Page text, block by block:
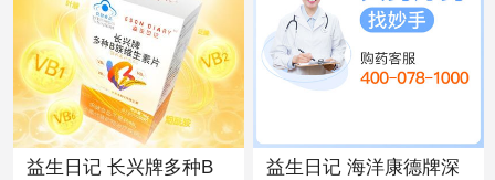
益生日记 海洋康德牌深
益生日记 长兴牌多种B